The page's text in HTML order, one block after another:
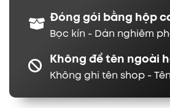
Đóng gói bằng hộp
Bọc kín - Dán nghiêm
Không để tên ngoài
Không ghi tên shop -